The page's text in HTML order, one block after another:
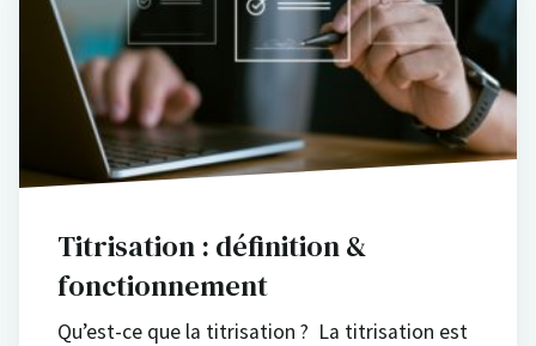
Titrisation : définition &
fonctionnement
Qu’est-ce que la titrisation ? La titrisation est